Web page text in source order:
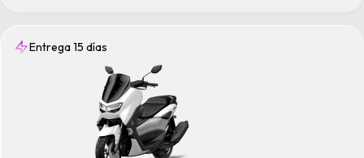
Entrega 15 días